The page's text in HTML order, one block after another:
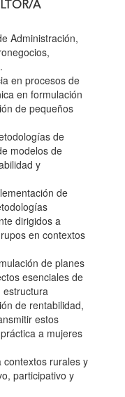
A
Administración,
en procesos de
en formulación
de pequeños
de
modelos de
y
de
dirigidos a
en contextos
de planes
esenciales de
estructura
de rentabilidad,
estos
a mujeres
rurales y
participativo y